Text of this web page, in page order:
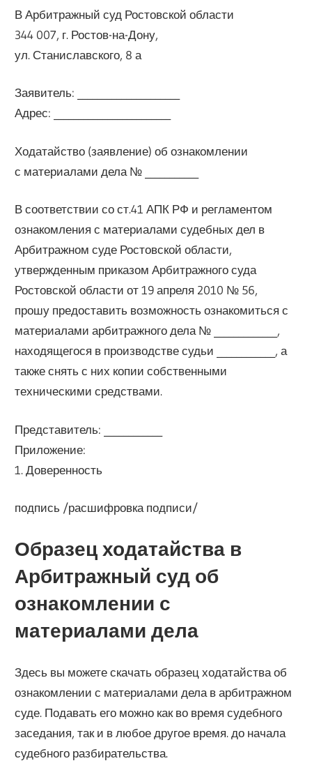
В Арбитражный суд Ростовской области
344 007, г. Ростов-на-Дону,
ул. Станиславского, 8 а
Заявитель: _____________________
Адрес: ________________________
Ходатайство (заявление) об ознакомлении
с материалами дела № ___________
В соответствии со ст.41 АПК РФ и регламентом
ознакомления с материалами судебных дел в
Арбитражном суде Ростовской области,
утвержденным приказом Арбитражного суда
Ростовской области от 19 апреля 2010 № 56,
прошу предоставить возможность ознакомиться с
материалами арбитражного дела № _____________,
находящегося в производстве судьи ____________, а
также снять с них копии собственными
техническими средствами.
Представитель: ____________
Приложение:
1. Доверенность
подпись /расшифровка подписи/
Образец ходатайства в
Арбитражный суд об
ознакомлении с
материалами дела
Здесь вы можете скачать образец ходатайства об
ознакомлении с материалами дела в арбитражном
суде. Подавать его можно как во время судебного
заседания, так и в любое другое время. до начала
судебного разбирательства.